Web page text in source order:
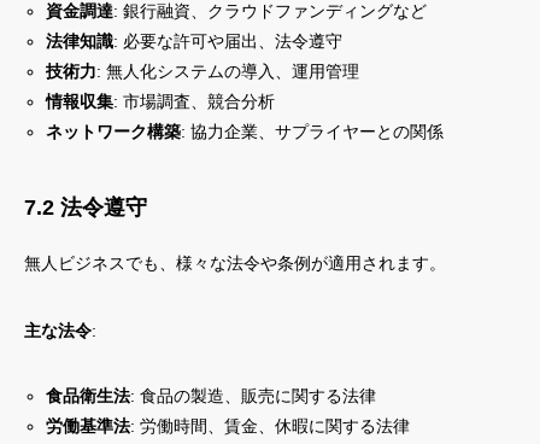
資金調達: 銀行融資、クラウドファンディングなど
法律知識: 必要な許可や届出、法令遵守
技術力: 無人化システムの導入、運用管理
情報収集: 市場調査、競合分析
ネットワーク構築: 協力企業、サプライヤーとの関係
7.2 法令遵守
無人ビジネスでも、様々な法令や条例が適用されます。
主な法令:
食品衛生法: 食品の製造、販売に関する法律
労働基準法: 労働時間、賃金、休暇に関する法律